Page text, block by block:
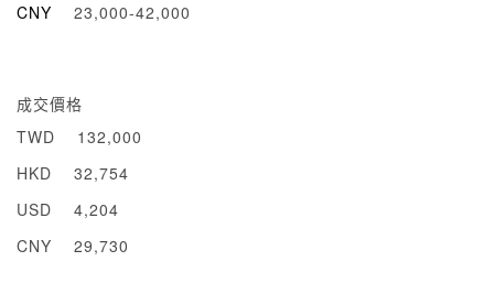
CNY
23,000-42,000
成交價格
TWD
132,000
HKD
32,754
USD
4,204
CNY
29,730